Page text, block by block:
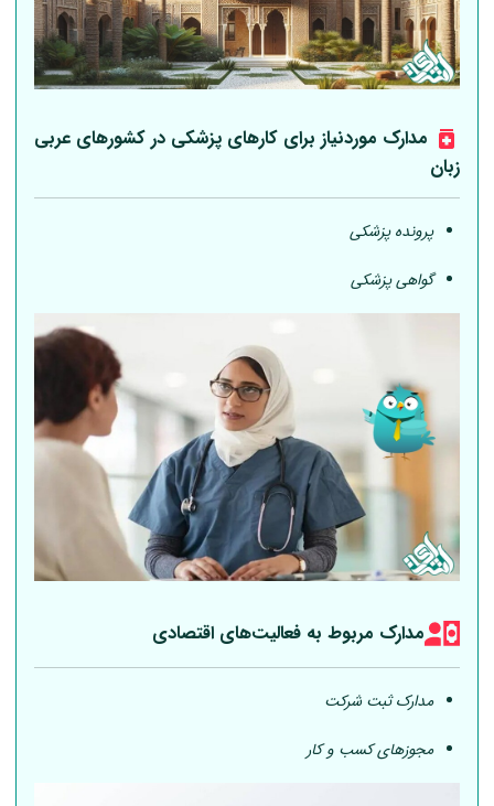
مدارک موردنیاز برای کارهای پزشکی در کشورهای عربی
زبان
پرونده پزشکی
گواهی پزشکی
مدارک مربوط به فعالیت‎‌های اقتصادی
مدارک ثبت شرکت
مجوزهای کسب و کار